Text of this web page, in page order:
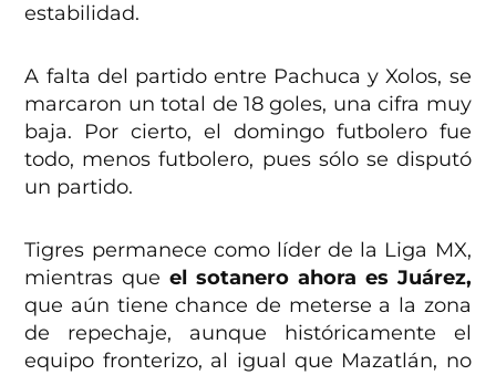
estabilidad.
A falta del partido entre Pachuca y Xolos, se
marcaron un total de 18 goles, una cifra muy
baja. Por cierto, el domingo futbolero fue
todo, menos futbolero, pues sólo se disputó
un partido.
Tigres permanece como líder de la Liga MX,
mientras que el sotanero ahora es Juárez,
que aún tiene chance de meterse a la zona
de repechaje, aunque históricamente el
equipo fronterizo, al igual que Mazatlán, no